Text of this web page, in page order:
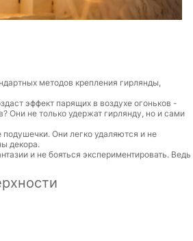
методов крепления гирлянды,
эффект парящих в воздухе огоньков -
Они не только удержат гирлянду, но и сами
подушечки. Они легко удаляются и не
декора.
и не бояться экспериментировать. Ведь